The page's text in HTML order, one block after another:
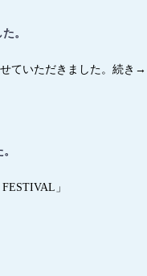
。
ていただきました。続き→
」